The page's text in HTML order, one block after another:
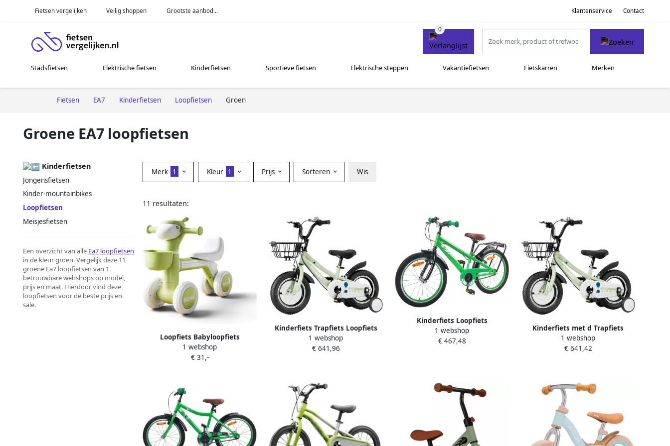
Fietsen vergelijken Veilig shoppen Grootste aanbod... Klantenservice Contact
Stadsfietsen Elektrische fietsen Kinderfietsen Sportieve fietsen Elektrische steppen Vakantiefietsen Fietskarren Merken
Fietsen EA7 Kinderfietsen Loopfietsen Groen
Groene EA7 loopfietsen
Kinderfietsen
Jongensfietsen
Kinder-mountainbikes
Loopfietsen
Meisjesfietsen
Een overzicht van alle Ea7 loopfietsen
in de kleur groen. Vergelijk deze 11
groene Ea7 loopfietsen van 1
betrouwbare webshops op model,
prijs en maat. Hierdoor vind deze
loopfietsen voor de beste prijs en
sale.
Merk 1 Kleur 1 Prijs Sorteren Wis
11 resultaten:
Loopfiets Babyloopfiets
kinderfiets Groene met witte
accenten kleur
1 webshop
€ 31,-
Kinderfiets Trapfiets Loopfiets
Buiten Spelen Met Zijwieltjes 12
Inch Groen
1 webshop
€ 641,96
Kinderfiets Loopfiets
Fietstraining Stabiel stalen frame
18 inch Groen
1 webshop
€ 467,48
Kinderfiets met d Trapfiets
loopfiets Buiten spelen Inclusief
zijwieltjes 16 inch Groen
1 webshop
€ 641,42